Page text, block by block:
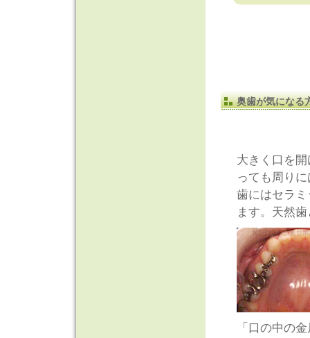
奥歯が気になる
大きく口を
っても周り
歯にはセラ
ます。天然
「口の中の